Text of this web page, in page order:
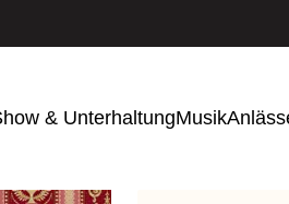
& UnterhaltungMusik